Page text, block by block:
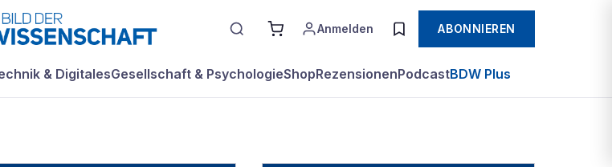
Anmelden ABONNIEREN
& DigitalesGesellschaft & PsychologieShopRezensionenPodcastBDW Plus